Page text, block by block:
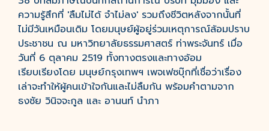
ความรู้สึกที่ 'ลืมไม่ได้ จำไม่ลง' รวมถึงชีวิตหลังจากนั้นที่
ไม่มีวันเหมือนเดิม โดยมนุษย์ผู้อยู่ร่วมเหตุการณ์ล้อมปราบ
ประชาชน ณ มหาวิทยาลัยธรรมศาสตร์ ท่าพระจันทร์ เมื่อ
วันที่ 6 ตุลาคม 2519 ทั้งทางตรงและทางอ้อม
เรียบเรียงโดย มนุษย์กรุงเทพฯ เพจเฟซบุ๊กที่เชื่อว่าเรื่อง
เล่าจะทำให้ผู้คนเข้าใจกันและไม่ลืมกัน พร้อมคำตามจาก
ธงชัย วินิจจะกูล และ อานนท์ นำภา